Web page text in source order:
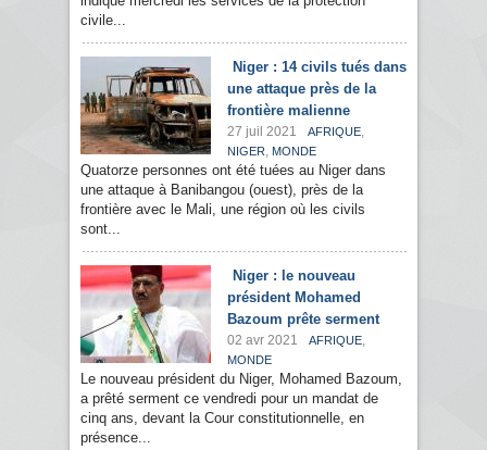
civile...
Niger : 14 civils tués dans
une attaque près de la
frontière malienne
27 juil 2021 AFRIQUE,
NIGER, MONDE
Quatorze personnes ont été tuées au Niger dans
une attaque à Banibangou (ouest), près de la
frontière avec le Mali, une région où les civils
sont...
Niger : le nouveau
président Mohamed
Bazoum prête serment
02 avr 2021 AFRIQUE,
MONDE
Le nouveau président du Niger, Mohamed Bazoum,
a prêté serment ce vendredi pour un mandat de
cinq ans, devant la Cour constitutionnelle, en
présence...